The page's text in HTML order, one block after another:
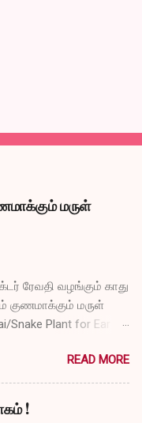
மருள்
ரேவதி வழங்கும் காது
குணமாக்கும் மருள்
Plant for Ear
READ MORE
!